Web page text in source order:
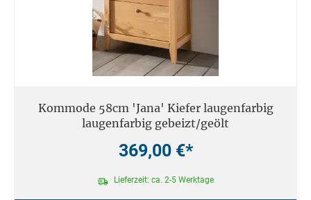
Kommode 58cm 'Jana' Kiefer laugenfarbig
laugenfarbig gebeizt/geölt
369,00 €*
Lieferzeit: ca. 2-5 Werktage